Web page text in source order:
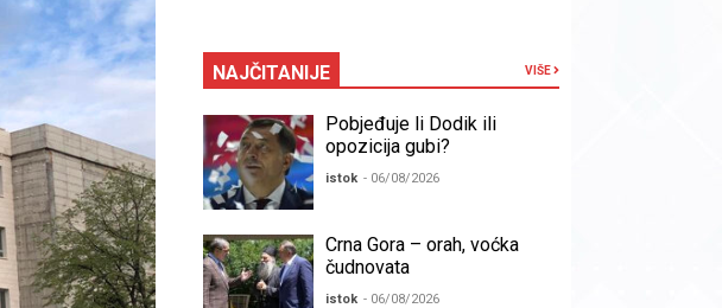
NAJČITANIJE VIŠE
Pobjeđuje li Dodik ili
opozicija gubi?
istok - 06/08/2026
Crna Gora – orah, voćka
čudnovata
istok - 06/08/2026